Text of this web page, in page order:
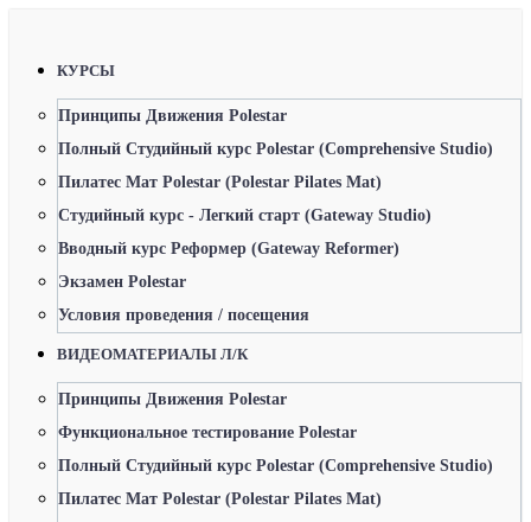
КУРСЫ
Принципы Движения Polestar
Полный Студийный курс Polestar (Comprehensive Studio)
Пилатес Мат Polestar (Polestar Pilates Mat)
Студийный курс - Легкий старт (Gateway Studio)
Вводный курс Реформер (Gateway Reformer)
Экзамен Polestar
Условия проведения / посещения
ВИДЕОМАТЕРИАЛЫ Л/К
Принципы Движения Polestar
Функциональное тестирование Polestar
Полный Студийный курс Polestar (Comprehensive Studio)
Пилатес Мат Polestar (Polestar Pilates Mat)